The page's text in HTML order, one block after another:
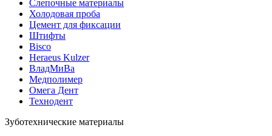
Слепочные материалы
Холодовая проба
Цемент для фиксации
Штифты
Bisco
Heraeus Kulzer
ВладМиВа
Медполимер
Омега Дент
Технодент
Зуботехнические материалы